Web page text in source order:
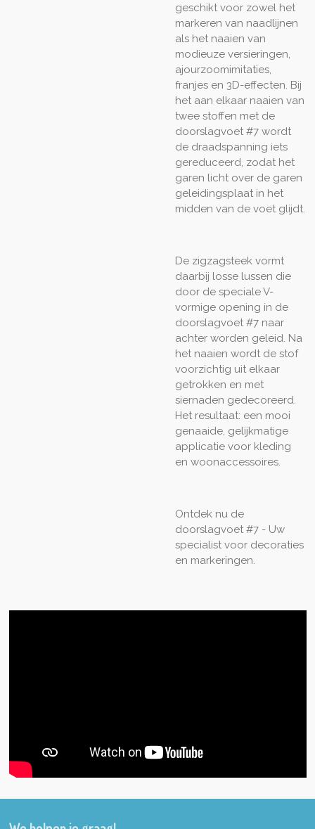
geschikt voor zowel het
markeren van naadlijnen
als het naaien van
modieuze versieringen,
ajourzoomimitaties,
franjes en 3D-effecten. Bij
het aan elkaar naaien van
twee stoffen met de
doorslagvoet #7 wordt
de draadspanning iets
gereduceerd, zodat het
garen licht over de garen
geleidingsplaat in het
midden van de voet glijdt.
De zigzagsteek vormt
daarbij losse lussen die
door de speciale V-
vormige opening in de
doorslagvoet #7 naar
achter worden geleid. Na
het naaien wordt de stof
voorzichtig uit elkaar
getrokken en met
siernaden gedecoreerd.
Het resultaat: een mooi
genaaide, gelijkmatige
applicatie voor kleding
en woonaccessoires.
Ontdek nu de
doorslagvoet #7 - Uw
specialist voor decoraties
en markeringen.